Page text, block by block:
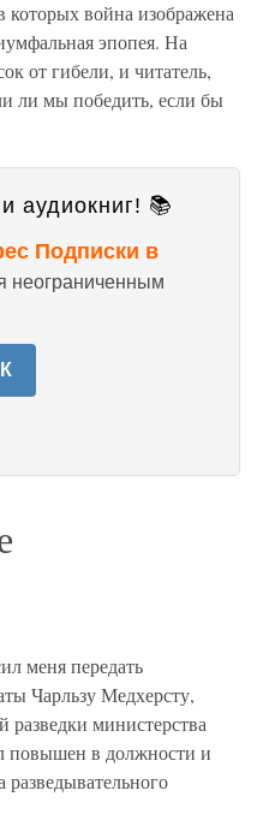
война изображена
эпопея. На
от гибели, и читатель,
ли мы победить, если бы
аудиокниг! 📚
Подписки в
неограниченным
меня передать
Чарльзу Медхерсту,
разведки министерства
повышен в должности и